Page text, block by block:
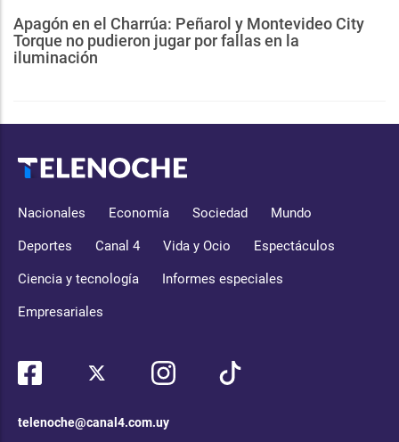
Apagón en el Charrúa: Peñarol y Montevideo City
Torque no pudieron jugar por fallas en la
iluminación
Nacionales Economía Sociedad Mundo
Deportes Canal 4 Vida y Ocio Espectáculos
Ciencia y tecnología Informes especiales
Empresariales
telenoche@canal4.com.uy